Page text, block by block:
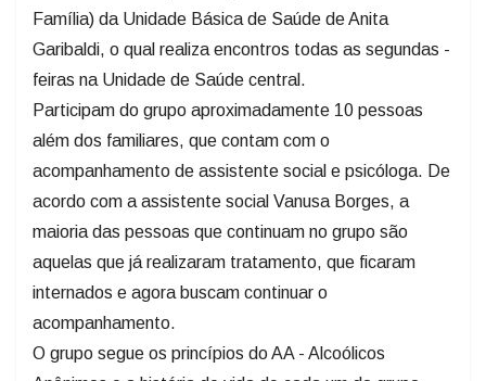
Família) da Unidade Básica de Saúde de Anita
Garibaldi, o qual realiza encontros todas as segundas -
feiras na Unidade de Saúde central.
Participam do grupo aproximadamente 10 pessoas
além dos familiares, que contam com o
acompanhamento de assistente social e psicóloga. De
acordo com a assistente social Vanusa Borges, a
maioria das pessoas que continuam no grupo são
aquelas que já realizaram tratamento, que ficaram
internados e agora buscam continuar o
acompanhamento.
O grupo segue os princípios do AA - Alcoólicos